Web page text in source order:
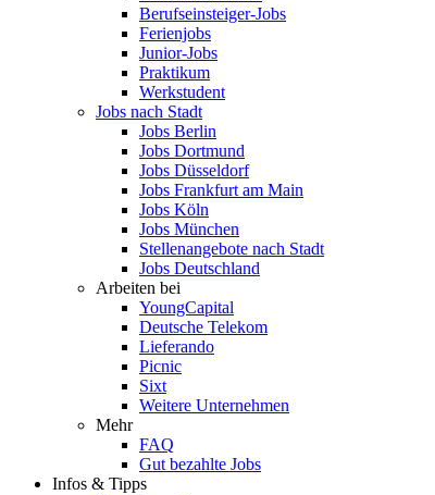
Berufseinsteiger-Jobs
Ferienjobs
Junior-Jobs
Praktikum
Werkstudent
Jobs nach Stadt
Jobs Berlin
Jobs Dortmund
Jobs Düsseldorf
Jobs Frankfurt am Main
Jobs Köln
Jobs München
Stellenangebote nach Stadt
Jobs Deutschland
Arbeiten bei
YoungCapital
Deutsche Telekom
Lieferando
Picnic
Sixt
Weitere Unternehmen
Mehr
FAQ
Gut bezahlte Jobs
Infos & Tipps